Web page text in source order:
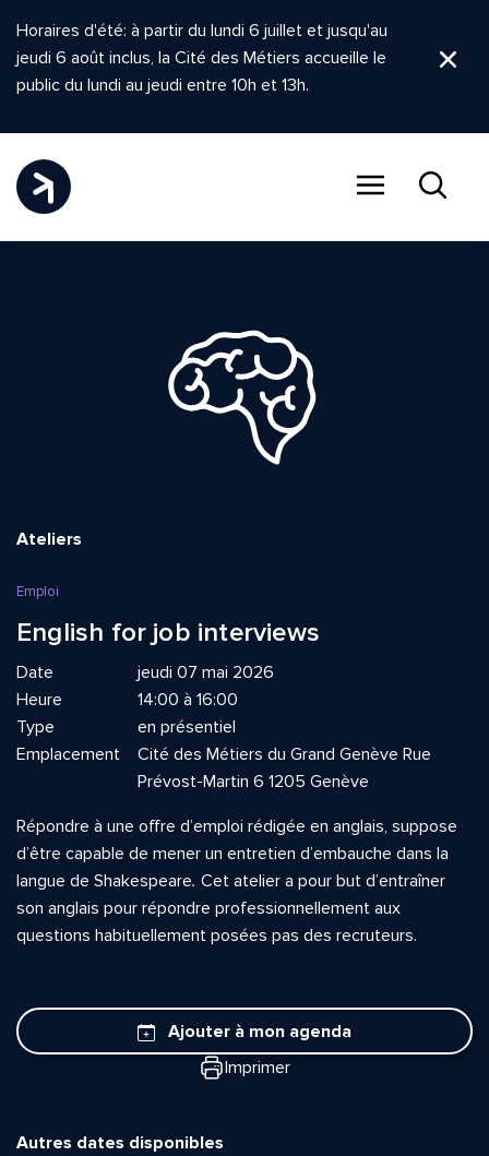
Horaires d'été: à partir du lundi 6 juillet et jusqu'au
jeudi 6 août inclus, la Cité des Métiers accueille le
public du lundi au jeudi entre 10h et 13h.
Ateliers
Emploi
English for job interviews
Date
jeudi 07 mai 2026
Heure
14:00 à 16:00
Type
en présentiel
Emplacement
Cité des Métiers du Grand Genève Rue
Prévost-Martin 6 1205 Genève
Répondre à une offre d’emploi rédigée en anglais, suppose
d’être capable de mener un entretien d’embauche dans la
langue de Shakespeare. Cet atelier a pour but d’entraîner
son anglais pour répondre professionnellement aux
questions habituellement posées pas des recruteurs.
Ajouter à mon agenda
Imprimer
Autres dates disponibles